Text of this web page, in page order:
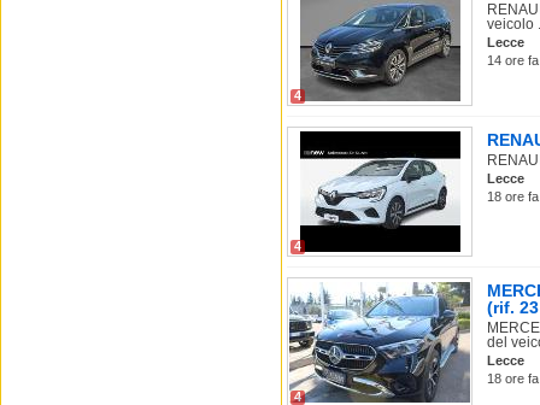
4
veicolo
Lecce
14 ore
4
Lecce
18 ore
4
(rif. 23
del
Lecce
18 ore